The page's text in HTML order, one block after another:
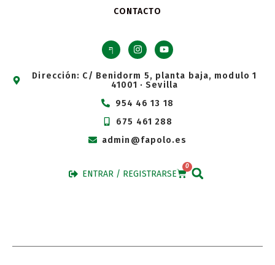
CONTACTO
Dirección: C/ Benidorm 5, planta baja, modulo 1
41001 · Sevilla
954 46 13 18
675 461 288
admin@fapolo.es
ENTRAR / REGISTRARSE
0